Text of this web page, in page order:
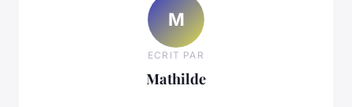
M
ECRIT PAR
Mathilde